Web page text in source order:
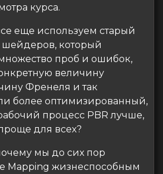
курса.
еще используем старый
шейдеров, который
проб и ошибок,
величину
Френеля и так
более оптимизированный,
процесс PBR лучше,
для всех?
мы до сих пор
Mapping жизнеспособным